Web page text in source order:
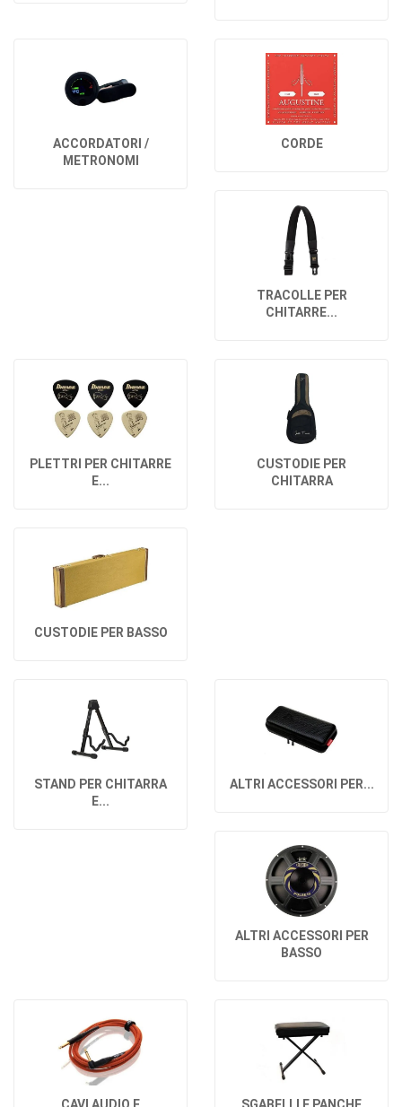
ACCORDATORI /
METRONOMI
CORDE
TRACOLLE PER
CHITARRE...
PLETTRI PER CHITARRE
E...
CUSTODIE PER
CHITARRA
CUSTODIE PER BASSO
STAND PER CHITARRA
E...
ALTRI ACCESSORI PER...
ALTRI ACCESSORI PER
BASSO